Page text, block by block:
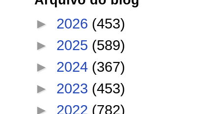
► 2026 (453)
► 2025 (589)
► 2024 (367)
► 2023 (453)
► 2022 (782)